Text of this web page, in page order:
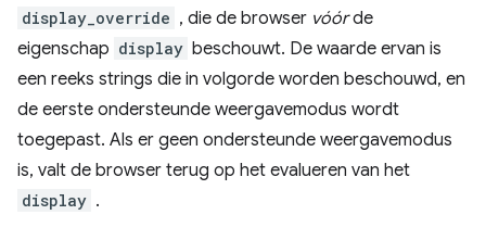
display_override , die de browser vóórde
eigenschap display beschouwt. De waarde ervan is
een reeks strings die in volgorde worden beschouwd, en
de eerste ondersteunde weergavemodus wordt
toegepast. Als er geen ondersteunde weergavemodus
is, valt de browser terug op het evalueren van het
display .